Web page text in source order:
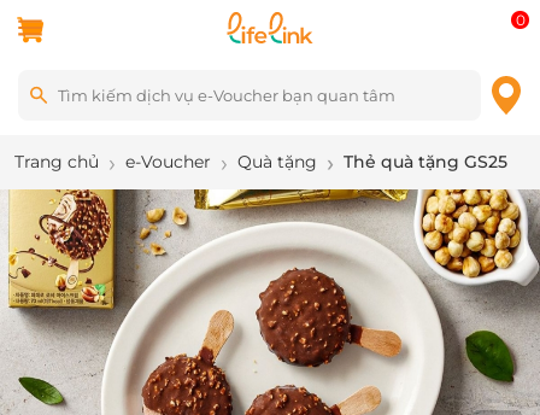
0
Trang chủ e-Voucher Quà tặng Thẻ quà tặng GS25